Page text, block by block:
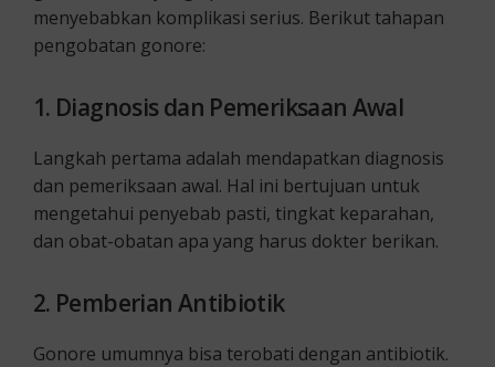
menyebabkan komplikasi serius. Berikut tahapan
pengobatan gonore:
1. Diagnosis dan Pemeriksaan Awal
Langkah pertama adalah mendapatkan diagnosis
dan pemeriksaan awal. Hal ini bertujuan untuk
mengetahui penyebab pasti, tingkat keparahan,
dan obat-obatan apa yang harus dokter berikan.
2. Pemberian Antibiotik
Gonore umumnya bisa terobati dengan antibiotik.